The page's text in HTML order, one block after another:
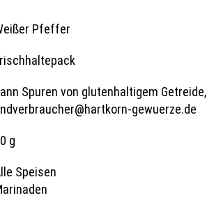
Pfeffer
Spuren von glutenhaltigem
gewuerze.de
g
Speisen